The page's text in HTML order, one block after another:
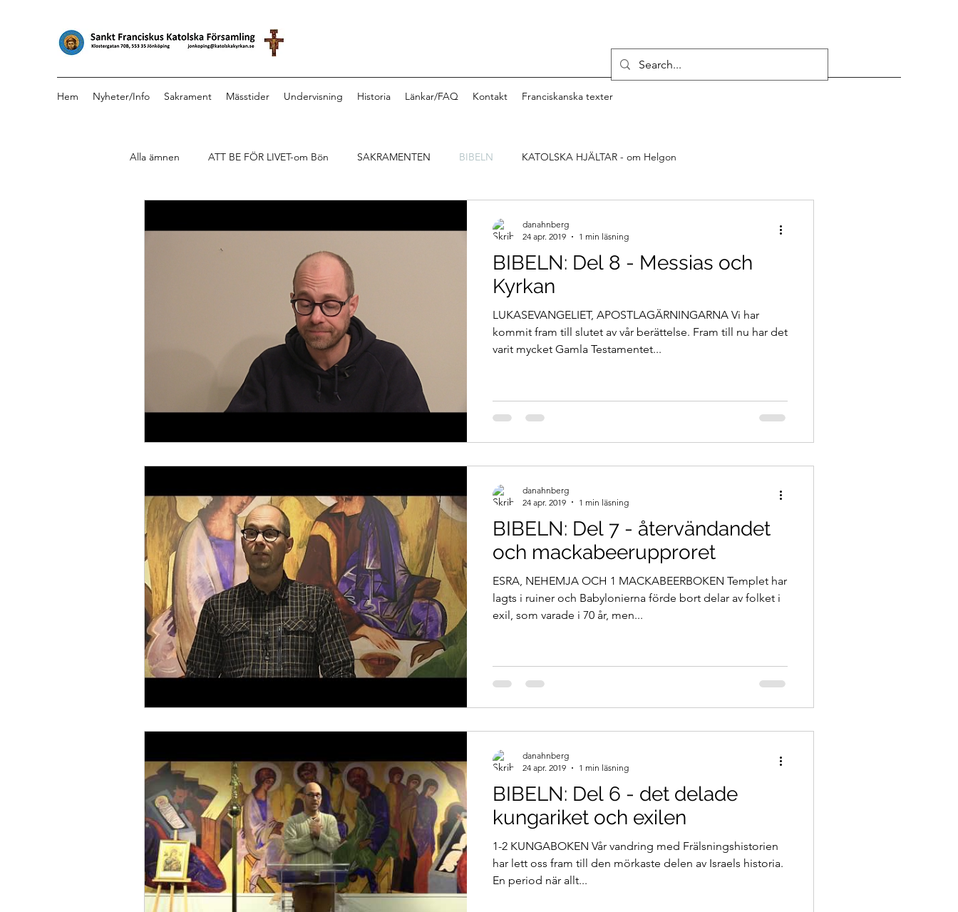
Hem Nyheter/Info Sakrament Mässtider Undervisning Historia Länkar/FAQ Kontakt Franciskanska texter
Alla ämnen ATT BE FÖR LIVET-om Bön SAKRAMENTEN BIBELN KATOLSKA HJÄLTAR - om Helgon
BIBELN: Del 8 - Messias och
Kyrkan
LUKASEVANGELIET, APOSTLAGÄRNINGARNA Vi har
kommit fram till slutet av vår berättelse. Fram till nu har det
varit mycket Gamla Testamentet...
danahnberg
24 apr. 2019
1 min läsning
BIBELN: Del 7 - återvändandet
och mackabeerupproret
ESRA, NEHEMJA OCH 1 MACKABEERBOKEN Templet har
lagts i ruiner och Babylonierna förde bort delar av folket i
exil, som varade i 70 år, men...
danahnberg
24 apr. 2019
1 min läsning
BIBELN: Del 6 - det delade
kungariket och exilen
1-2 KUNGABOKEN Vår vandring med Frälsningshistorien
har lett oss fram till den mörkaste delen av Israels historia.
En period när allt...
danahnberg
24 apr. 2019
1 min läsning